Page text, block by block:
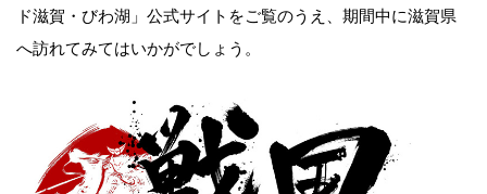
ド滋賀・びわ湖」公式サイトをご覧のうえ、期間中に滋賀県
へ訪れてみてはいかがでしょう。